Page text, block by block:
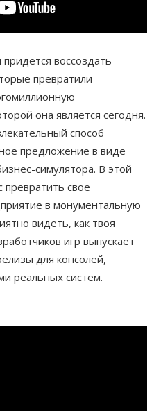
воссоздать
превратили
она является сегодня.
способ
предложение в виде
симулятора. В этой
превратить свое
в монументальную
видеть, как твоя
игр выпускает
для консолей,
реальных систем.